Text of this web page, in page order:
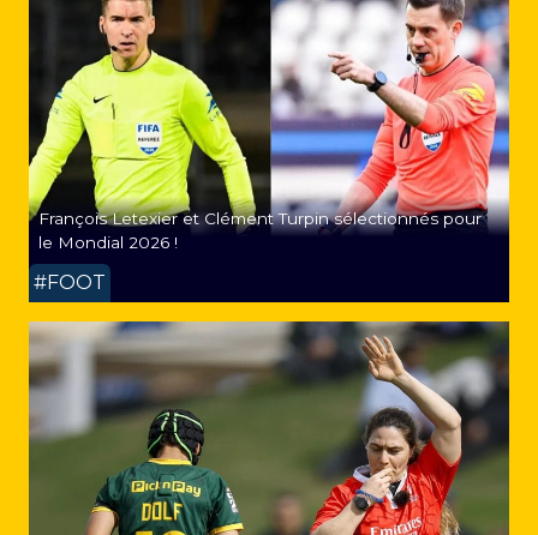
François Letexier et Clément Turpin sélectionnés pour
le Mondial 2026 !
#FOOT